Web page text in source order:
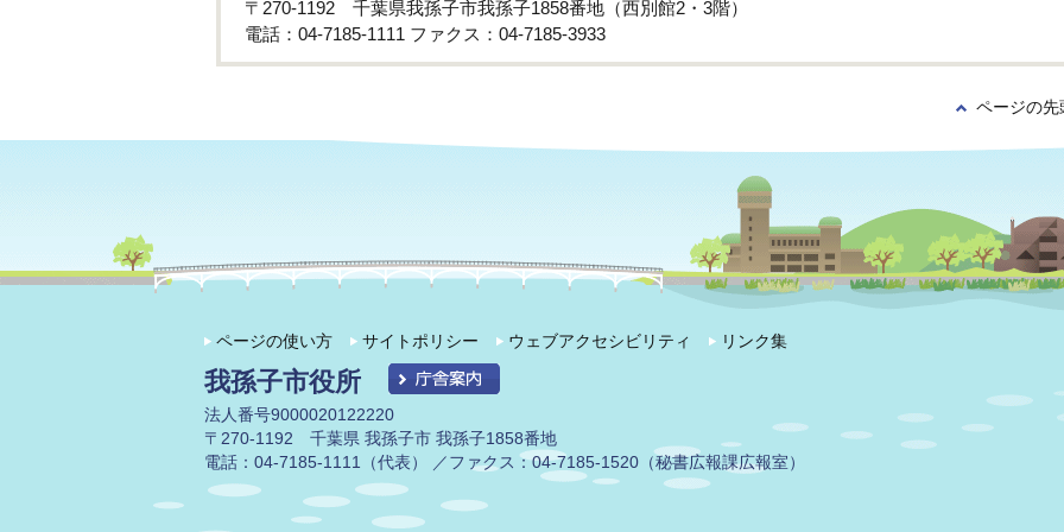
〒270-1192 千葉県我孫子市我孫子1858番地（西別館2・3階）
電話：04-7185-1111 ファクス：04-7185-3933
ページの先
ページの使い方 サイトポリシー ウェブアクセシビリティ リンク集
我孫子市役所
法人番号9000020122220
〒270-1192 千葉県 我孫子市 我孫子1858番地
電話：04-7185-1111（代表） ／ファクス：04-7185-1520（秘書広報課広報室）